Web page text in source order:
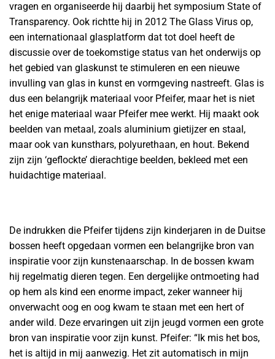
vragen en organiseerde hij daarbij het symposium State of
Transparency. Ook richtte hij in 2012 The Glass Virus op,
een internationaal glasplatform dat tot doel heeft de
discussie over de toekomstige status van het onderwijs op
het gebied van glaskunst te stimuleren en een nieuwe
invulling van glas in kunst en vormgeving nastreeft. Glas is
dus een belangrijk materiaal voor Pfeifer, maar het is niet
het enige materiaal waar Pfeifer mee werkt. Hij maakt ook
beelden van metaal, zoals aluminium gietijzer en staal,
maar ook van kunsthars, polyurethaan, en hout. Bekend
zijn zijn ‘geflockte’ dierachtige beelden, bekleed met een
huidachtige materiaal.
De indrukken die Pfeifer tijdens zijn kinderjaren in de Duitse
bossen heeft opgedaan vormen een belangrijke bron van
inspiratie voor zijn kunstenaarschap. In de bossen kwam
hij regelmatig dieren tegen. Een dergelijke ontmoeting had
op hem als kind een enorme impact, zeker wanneer hij
onverwacht oog en oog kwam te staan met een hert of
ander wild. Deze ervaringen uit zijn jeugd vormen een grote
bron van inspiratie voor zijn kunst. Pfeifer: “Ik mis het bos,
het is altijd in mij aanwezig. Het zit automatisch in mijn